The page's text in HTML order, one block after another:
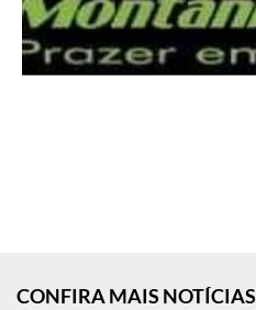
CONFIRA MAIS NOTÍCIAS